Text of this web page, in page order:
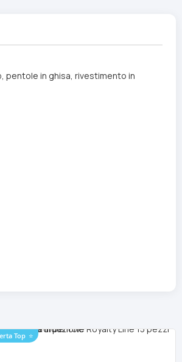
pentole in ghisa, rivestimento in
Top ⭐